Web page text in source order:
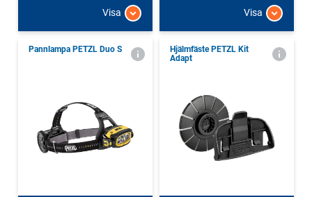
Visa Visa
Pannlampa PETZL Duo S
Hjälmfäste PETZL Kit
Adapt